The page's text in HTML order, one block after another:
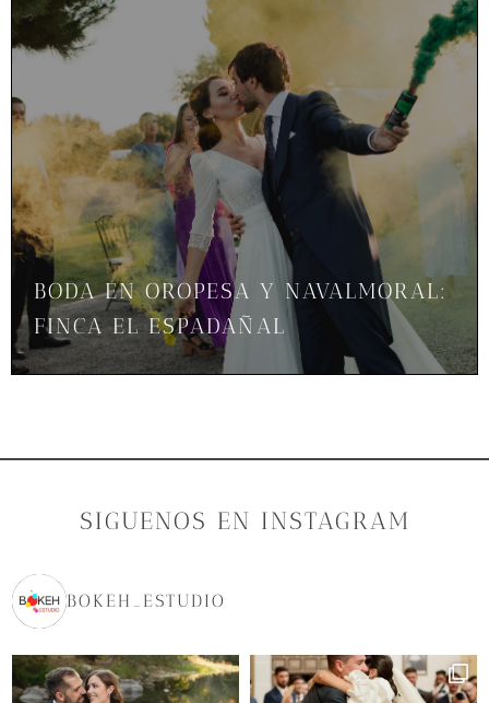
BODA EN OROPESA Y NAVALMORAL:
FINCA EL ESPADAÑAL
SIGUENOS EN INSTAGRAM
BOKEH_ESTUDIO